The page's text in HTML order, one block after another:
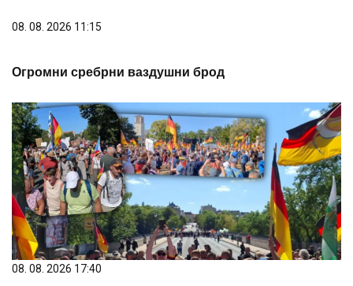
08. 08. 2026 11:15
Огромни сребрни ваздушни брод
08. 08. 2026 17:40